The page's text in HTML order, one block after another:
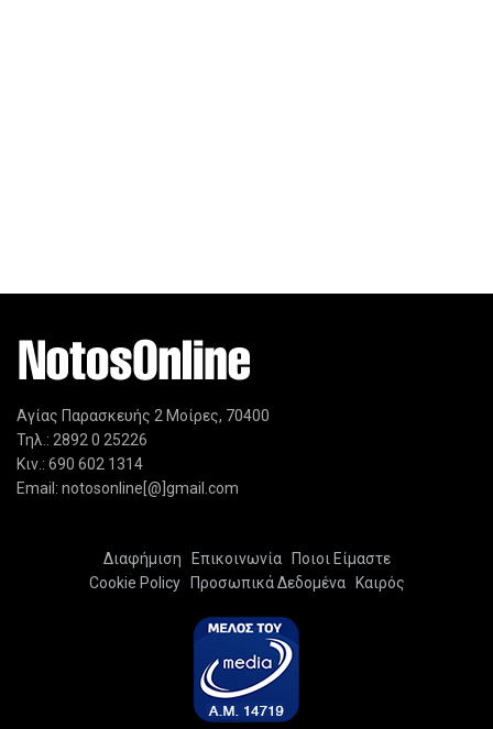
Αγίας Παρασκευής 2 Μοίρες, 70400
Τηλ.: 2892 0 25226
Κιν.: 690 602 1314
Email: notosonline[@]gmail.com
Διαφήμιση Επικοινωνία Ποιοι Είμαστε
Cookie Policy Προσωπικά Δεδομένα Καιρός